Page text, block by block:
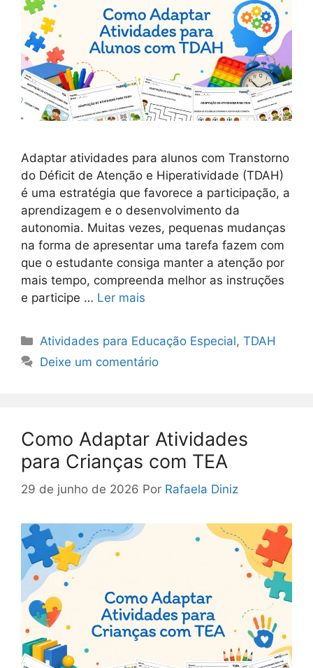
Adaptar atividades para alunos com Transtorno
do Déficit de Atenção e Hiperatividade (TDAH)
é uma estratégia que favorece a participação, a
aprendizagem e o desenvolvimento da
autonomia. Muitas vezes, pequenas mudanças
na forma de apresentar uma tarefa fazem com
que o estudante consiga manter a atenção por
mais tempo, compreenda melhor as instruções
e participe … Ler mais
Categorias
Atividades para Educação Especial,TDAH
Deixe um comentário
Como Adaptar Atividades
para Crianças com TEA
29 de junho de 2026 Por Rafaela Diniz